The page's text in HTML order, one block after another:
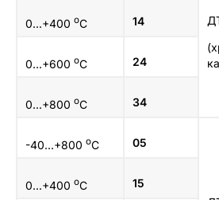
0...+400 оC 14
0...+600 оC 24
0...+800 оC 34
-40...+800 оC 05
0...+400 оC 15